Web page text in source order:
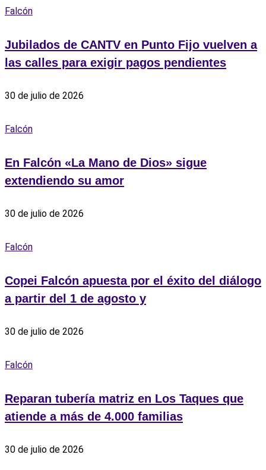
Falcón
Jubilados de CANTV en Punto Fijo vuelven a
las calles para exigir pagos pendientes
30 de julio de 2026
Falcón
En Falcón «La Mano de Dios» sigue
extendiendo su amor
30 de julio de 2026
Falcón
Copei Falcón apuesta por el éxito del diálogo
a partir del 1 de agosto y
30 de julio de 2026
Falcón
Reparan tubería matriz en Los Taques que
atiende a más de 4.000 familias
30 de julio de 2026